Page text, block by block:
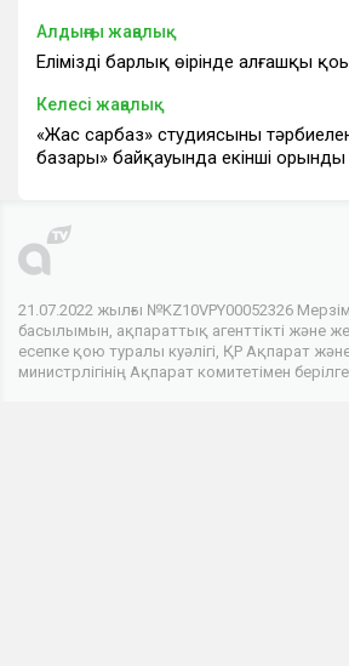
Алдыңғы жаңалық
Еліміздің барлық өңірінде алғашқы
Келесі жаңалық
«Жас сарбаз» студиясының
базары» байқауында екінші орынды
21.07.2022 жылғы №KZ10VPY00052326
басылымын, ақпараттық агенттікті және
есепке қою туралы куәлігі, ҚР Ақпарат
министрлігінің Ақпарат комитетімен